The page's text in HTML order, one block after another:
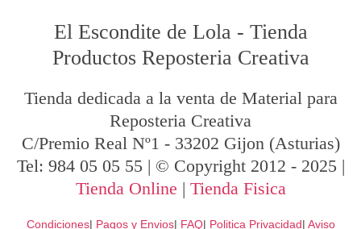
El Escondite de Lola - Tienda
Productos Reposteria Creativa
Tienda dedicada a la venta de Material para
Reposteria Creativa
C/Premio Real Nº1 - 33202 Gijon (Asturias)
Tel: 984 05 05 55 | © Copyright 2012 - 2025 |
Tienda Online | Tienda Fisica
Condiciones| Pagos y Envios| FAQ| Politica Privacidad| Aviso